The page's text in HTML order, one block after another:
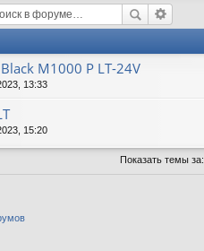
M1000 P LT-24V
13:33
15:20
Показать темы за: